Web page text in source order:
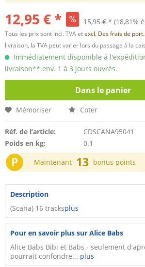
12,95 € * 15,95 € * (18,81%
Tous les prix sont incl. TVA etexcl. Des frais de port.
livraison, la TVA peut varier lors du passage à la
Immédiatement disponible à
livraison** env. 1 à 3 jours ouvrés.
Dans le panier
Mémoriser Coter
Réf. de l’article:
CDSCANA95041
Poids en kg:
0.1
P Maintenant 13 bonus points
Description
(Scana) 16 tracksplus
Pour en savoir plus sur Alice Babs
Alice Babs Bibi et Babs - seulement
pourrait confondre... plus